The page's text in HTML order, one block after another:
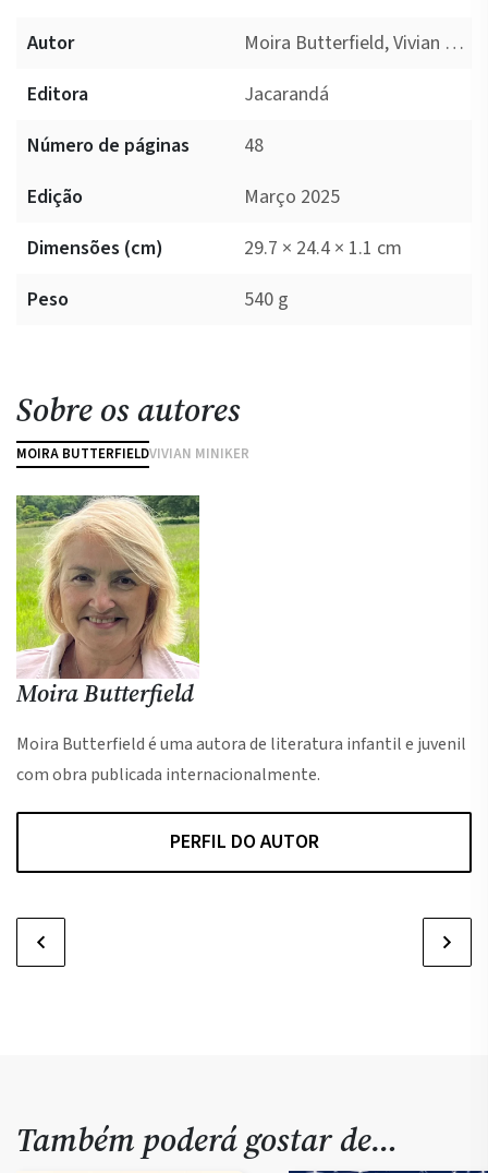
Autor
Moira Butterfield, Vivian Miniker
Editora
Jacarandá
Número de páginas
48
Edição
Março 2025
Dimensões (cm)
29.7 × 24.4 × 1.1 cm
Peso
540 g
Sobre os autores
MOIRA BUTTERFIELDVIVIAN MINIKER
Moira Butterfield
Moira Butterfield é uma autora de literatura infantil e juvenil
com obra publicada internacionalmente.
PERFIL DO AUTOR
Também poderá gostar de…